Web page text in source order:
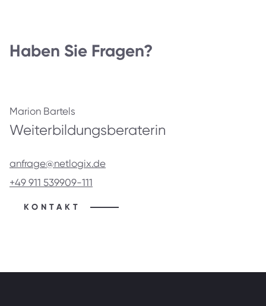
Haben Sie Fragen?
Marion Bartels
Weiterbildungs­beraterin
anfrage@netlogix.de
+49 911 539909-111
KONTAKT